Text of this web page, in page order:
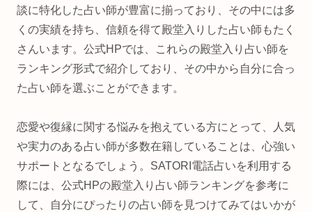
談に特化した占い師が豊富に揃っており、その中には多
くの実績を持ち、信頼を得て殿堂入りした占い師もたく
さんいます。公式HPでは、これらの殿堂入り占い師を
ランキング形式で紹介しており、その中から自分に合っ
た占い師を選ぶことができます。
恋愛や復縁に関する悩みを抱えている方にとって、人気
や実力のある占い師が多数在籍していることは、心強い
サポートとなるでしょう。SATORI電話占いを利用する
際には、公式HPの殿堂入り占い師ランキングを参考に
して、自分にぴったりの占い師を見つけてみてはいかが